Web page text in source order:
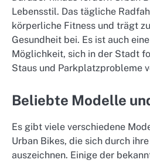
Lebensstil. Das tägliche
körperliche Fitness und trägt
Gesundheit bei. Es ist auch
Möglichkeit, sich in der Stadt
Staus und Parkplatzprobleme
Beliebte Modelle
Es gibt viele verschiedene
Urban Bikes, die sich durch
auszeichnen. Einige der